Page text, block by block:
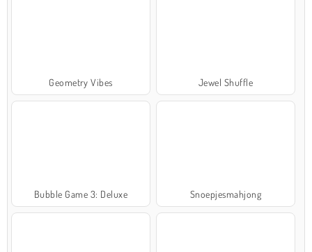
Geometry Vibes Jewel Shuffle
Bubble Game 3: Deluxe Snoepjesmahjong